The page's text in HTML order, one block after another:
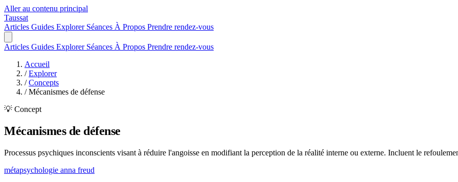
Aller au contenu principal
Taussat
Articles Guides Explorer Séances À Propos Prendre rendez-vous
Articles Guides Explorer Séances À Propos Prendre rendez-vous
Accueil
/ Explorer
/ Concepts
/ Mécanismes de défense
💡 Concept
Mécanismes de défense
Processus psychiques inconscients visant à réduire l'angoisse en modifiant la perception de la réalité interne ou externe. Incluent le
métapsychologie anna freud